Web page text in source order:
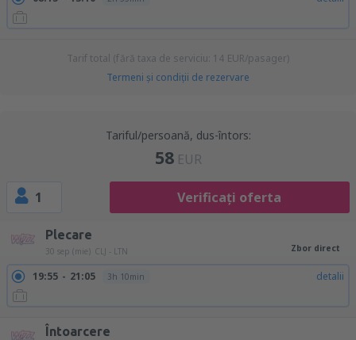
Tarif total (fără taxa de serviciu: 14 EUR/pasager)
Termeni şi condiţii de rezervare
Tariful/persoană, dus-întors:
58 EUR
1 Verificați oferta
Plecare
30 sep (mie) CLJ - LTN Zbor direct
19:55 21:05 3h 10min detalii
Întoarcere